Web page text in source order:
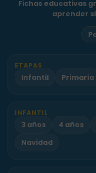
Fichas educativas
aprender
ETAPAS
Infantil Primaria
INFANTIL
3 años 4 años
Navidad